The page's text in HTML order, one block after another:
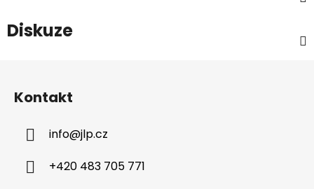
Diskuze
Kontakt
info@jlp.cz
+420 483 705 771